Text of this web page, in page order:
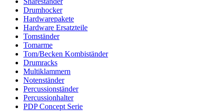
Drumhocker
Hardwarepakete
Hardware Ersatzteile
Tomständer
Tomarme
Tom/Becken Kombiständer
Drumracks
Multiklammern
Notenständer
Percussionständer
Percussionhalter
PDP Concept Serie